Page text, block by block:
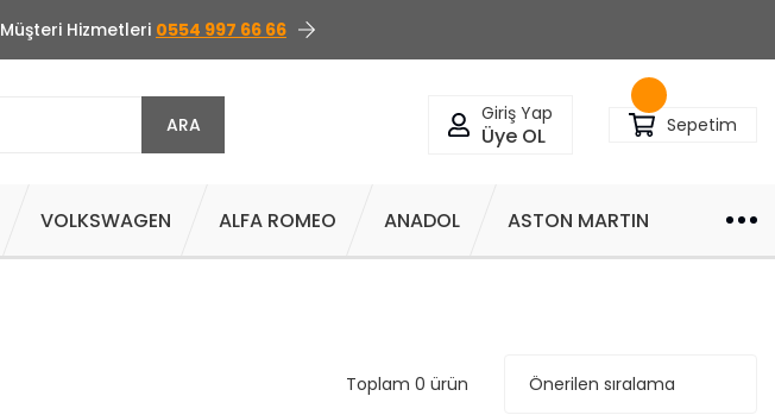
Müşteri Hizmetleri 0554 997 66 66
ARA Giriş Yap
Üye OL Sepetim
VOLKSWAGEN ALFA ROMEO ANADOL ASTON MARTIN
Toplam 0 ürün